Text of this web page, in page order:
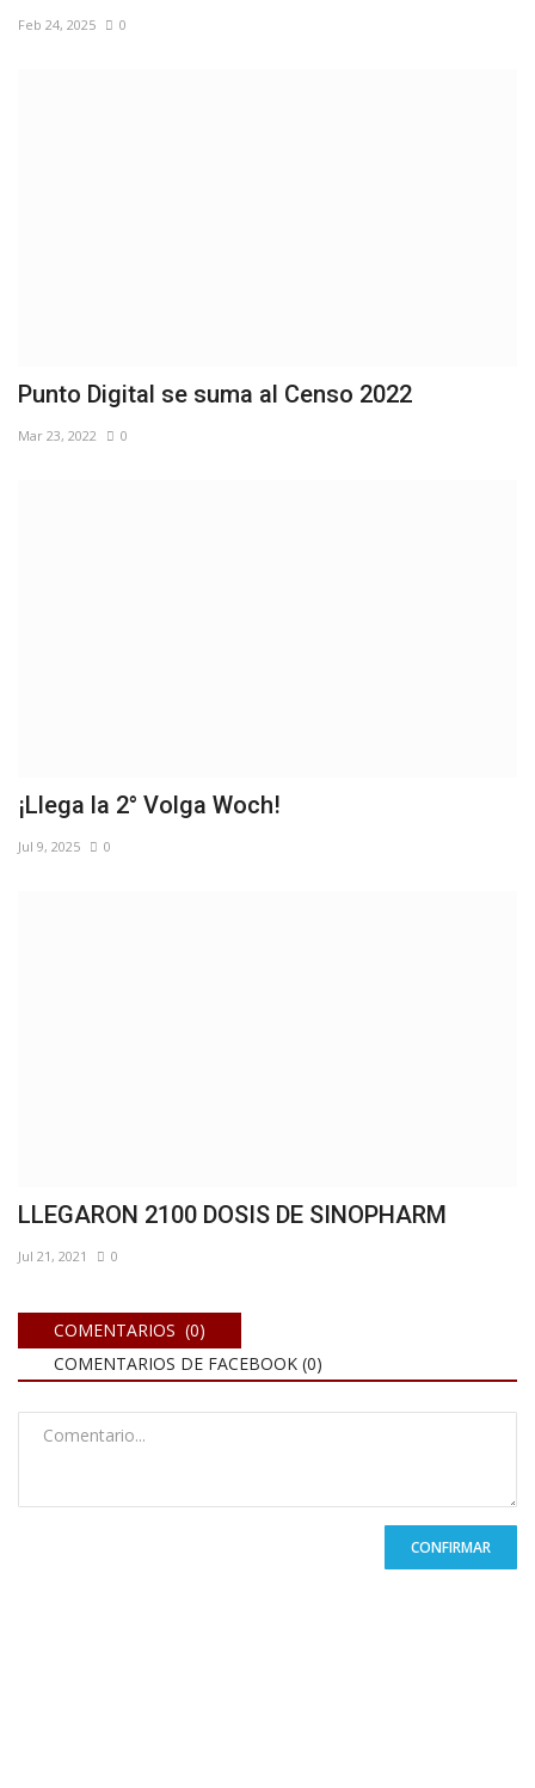
Feb 24, 2025 0
Punto Digital se suma al Censo 2022
Mar 23, 2022 0
¡Llega la 2° Volga Woch!
Jul 9, 2025 0
LLEGARON 2100 DOSIS DE SINOPHARM
Jul 21, 2021 0
COMENTARIOS (0)
COMENTARIOS DE FACEBOOK (0)
CONFIRMAR